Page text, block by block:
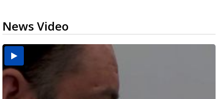
News Video